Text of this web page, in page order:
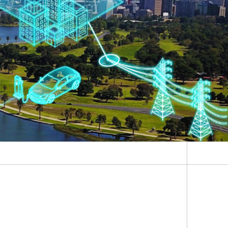
Digitaler Netzanschluss
Netzplanung und Netzbetrieb
Energiesystemanalyse
Integrierte Energieinfrastrukturen:
Strom, Fernwärme, Gas
Energiedaten und Monitoring
Flexibilitätsmanagement von
Energieanlagen
Energiekonzepte für die Industrie